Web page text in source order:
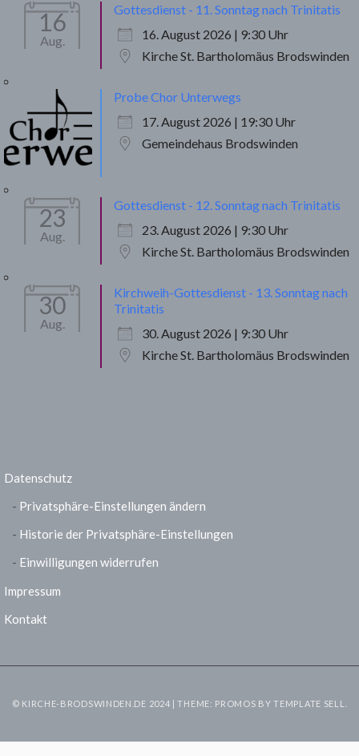
16
Aug.
Gottesdienst - 11. Sonntag nach Trinitatis
16. August 2026 | 9:30 Uhr
Kirche St. Bartholomäus Brodswinden
Probe Chor Unterwegs
17. August 2026 | 19:30 Uhr
Gemeindehaus Brodswinden
23
Aug.
Gottesdienst - 12. Sonntag nach Trinitatis
23. August 2026 | 9:30 Uhr
Kirche St. Bartholomäus Brodswinden
30
Aug.
Kirchweih-Gottesdienst - 13. Sonntag nach
Trinitatis
30. August 2026 | 9:30 Uhr
Kirche St. Bartholomäus Brodswinden
Datenschutz
Privatsphäre-Einstellungen ändern
Historie der Privatsphäre-Einstellungen
Einwilligungen widerrufen
Impressum
Kontakt
© KIRCHE-BRODSWINDEN.DE 2024 | THEME: PROMOS BYTEMPLATE SELL